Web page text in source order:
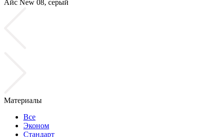
Айс New 08, серый
Материалы
Все
Эконом
Стандарт